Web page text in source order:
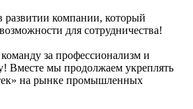
компании, который
для сотрудничества!
за профессионализм и
Вместе мы продолжаем укреплять
на рынке промышленных